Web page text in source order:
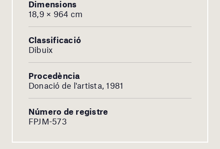
Dimensions
18,9 × 964 cm
Classificació
Dibuix
Procedència
Donació de l'artista, 1981
Número de registre
FPJM-573